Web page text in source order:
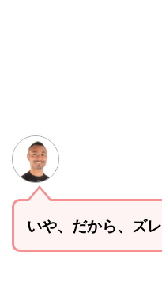
いや、だから、ズ